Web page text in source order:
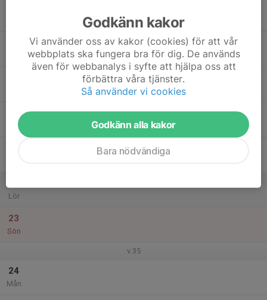
Tor
Lör
23
Sön
v.35
24
Mån
Godkänn kakor
Vi använder oss av kakor (cookies) för att vår
webbplats ska fungera bra för dig. De används
även för webbanalys i syfte att hjälpa oss att
förbättra våra tjänster.
Så använder vi cookies
Godkänn alla kakor
Bara nödvändiga